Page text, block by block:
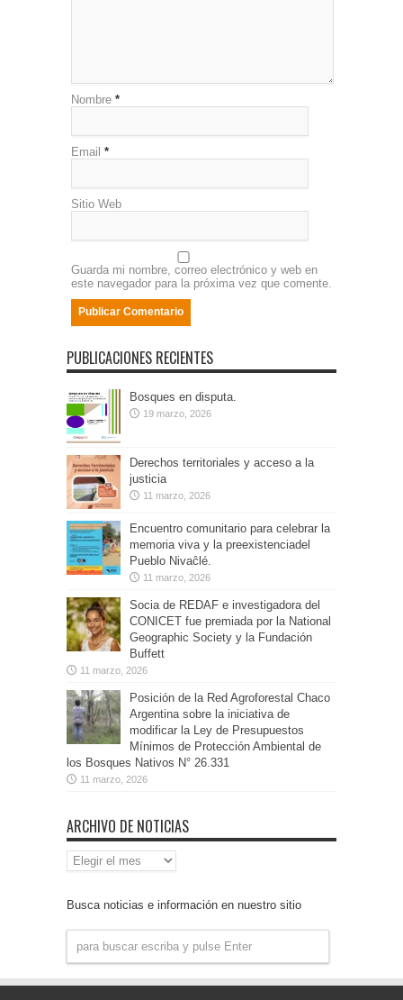
Nombre *
Email *
Sitio Web
Guarda mi nombre, correo electrónico y web en
este navegador para la próxima vez que comente.
PUBLICACIONES RECIENTES
Bosques en disputa.
19 marzo, 2026
Derechos territoriales y acceso a la
justicia
11 marzo, 2026
Encuentro comunitario para celebrar la
memoria viva y la preexistenciadel
Pueblo Nivaĉlé.
11 marzo, 2026
Socia de REDAF e investigadora del
CONICET fue premiada por la National
Geographic Society y la Fundación
Buffett
11 marzo, 2026
Posición de la Red Agroforestal Chaco
Argentina sobre la iniciativa de
modificar la Ley de Presupuestos
Mínimos de Protección Ambiental de
los Bosques Nativos N° 26.331
11 marzo, 2026
ARCHIVO DE NOTICIAS
Archivo
de
Busca noticias e información en nuestro sitio